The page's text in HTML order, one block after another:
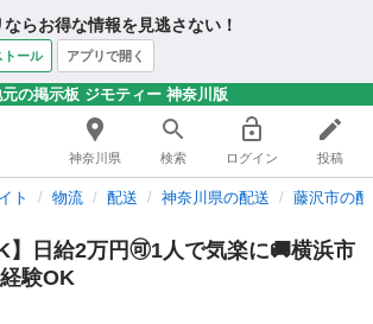
ならお得な情報を見逃さない！
トール アプリで開く
の掲示板 ジモティー 神奈川版
神奈川県 検索 ログイン 投稿
ト 物流 配送 神奈川県の配送 藤沢市の
】日給2万円🉑1人で気楽に🚚横浜市
験OK